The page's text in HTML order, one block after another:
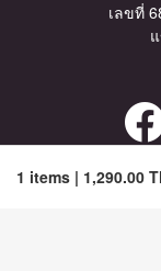
1 items | 1,290.00
เลขที่